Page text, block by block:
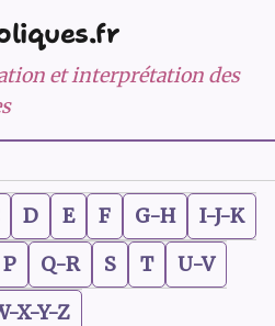
et interprétation des
D E F G-H
I-J-K
P Q-R S T
U-V
X-Y-Z